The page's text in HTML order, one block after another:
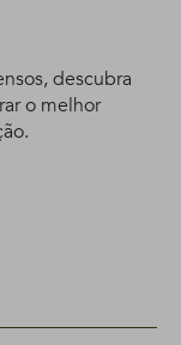
descubra
o melhor